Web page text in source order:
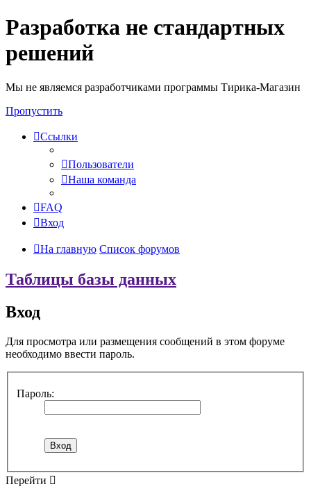
Разработка не стандартных
решений
Мы не являемся разработчиками программы Тирика-Магазин
Пропустить
Ссылки
Пользователи
Наша команда
FAQ
Вход
На главную Список форумов
Таблицы базы данных
Вход
Для просмотра или размещения сообщений в этом форуме
необходимо ввести пароль.
Пароль:
Перейти